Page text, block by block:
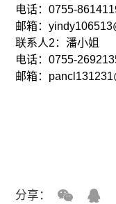
电话：0755-
邮箱：
联系人2：潘小姐
电话：0755-
邮箱：
分享：